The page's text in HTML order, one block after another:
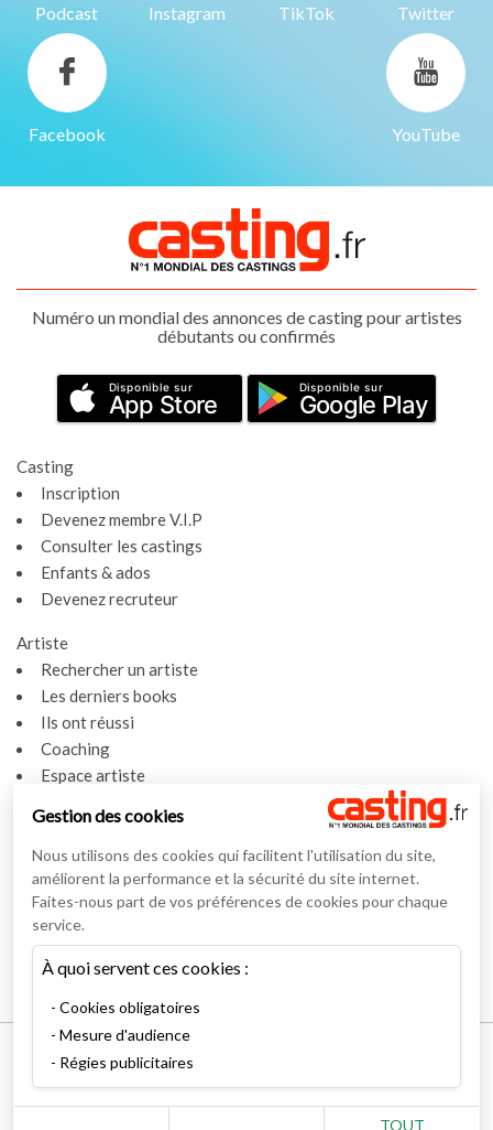
Podcast Instagram TikTok Twitter
Facebook YouTube
Numéro un mondial des annonces de casting pour artistes
débutants ou confirmés
Disponible sur
App Store
Disponible sur
Google Play
Casting
Inscription
Devenez membre V.I.P
Consulter les castings
Enfants & ados
Devenez recruteur
Artiste
Rechercher un artiste
Les derniers books
Ils ont réussi
Coaching
Espace artiste
Actualités
Actualités
Vidéos
Interviews
Nos interviews
Lexique
Conditions générales
Gestion des cookies
Nous utilisons des cookies qui facilitent l'utilisation du site,
améliorent la performance et la sécurité du site internet.
Faites-nous part de vos préférences de cookies pour chaque
service.
À quoi servent ces cookies :
Cookies obligatoires
Mesure d'audience
Régies publicitaires
TOUT